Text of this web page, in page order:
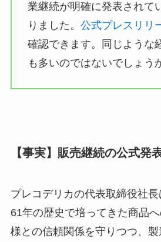
業継続が明確に発表されて
りました。 公式プレスリリ
確認できます。同じような
も多いのではないでしょう
【事実】販売継続の公式発
プレコデリカの代表取締役社
61年の歴史で培ってきた商品
様との信頼関係を守りつつ、